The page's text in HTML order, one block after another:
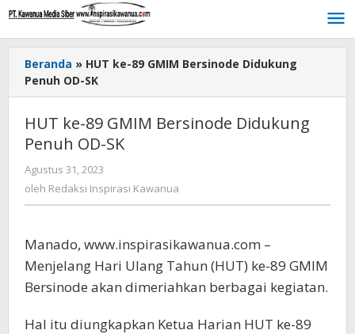
Lewati
konten
Beranda » HUT ke-89 GMIM Bersinode Didukung
Penuh OD-SK
HUT ke-89 GMIM Bersinode Didukung
Penuh OD-SK
Agustus 31, 2023
Redaksi
oleh Redaksi Inspirasi Kawanua
Manado, www.inspirasikawanua.com –
Menjelang Hari Ulang Tahun (HUT) ke-89 GMIM
Bersinode akan dimeriahkan berbagai kegiatan.
Hal itu diungkapkan Ketua Harian HUT ke-89